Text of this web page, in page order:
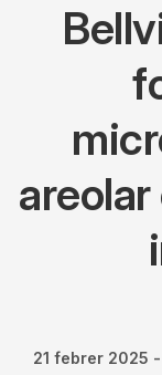
21 febrer 2025 -